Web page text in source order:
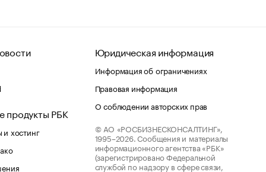
продукты РБК
хостинг
Юридическая информация
Информация об ограничениях
Правовая информация
О соблюдении авторских прав
© АО «РОСБИЗНЕСКОНСАЛТИНГ»,
1995–2026. Сообщения и материалы
информационного агентства «РБК»
(зарегистрировано Федеральной
службой по надзору в сфере связи,